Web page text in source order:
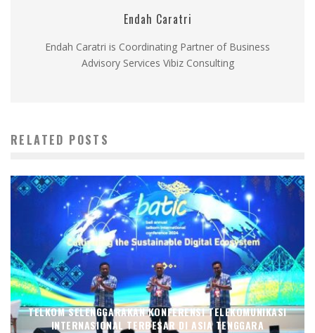
Endah Caratri
Endah Caratri is Coordinating Partner of Business
Advisory Services Vibiz Consulting
RELATED POSTS
TELKOM SELENGGARAKAN KONFERENSI TELEKOMUNIKASI
INTERNASIONAL TERBESAR DI ASIA TENGGARA